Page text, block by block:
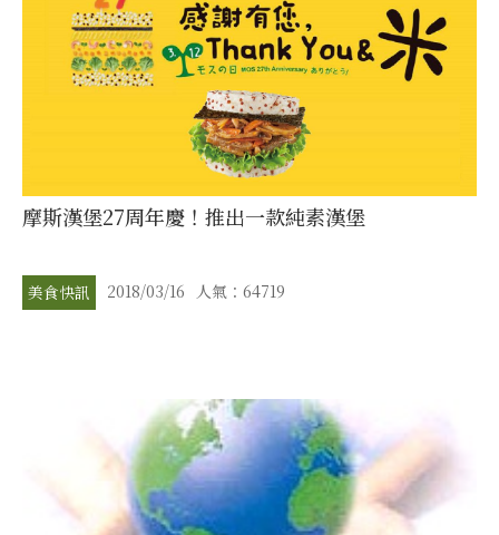
摩斯漢堡27周年慶！推出一款純素漢堡
美食快訊 2018/03/16 人氣：64719